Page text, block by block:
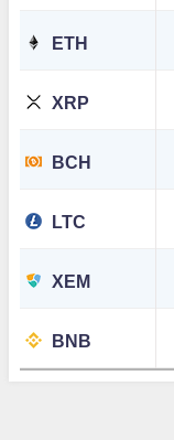
ETH
XRP
BCH
LTC
XEM
BNB